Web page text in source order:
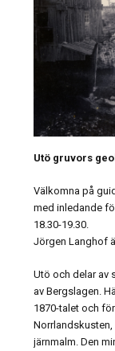
Utö gruvors
Välkomna på
med inledande
18.30-19.30.
Jörgen Langhof
Utö och delar av
av Bergslagen.
1870-talet och
Norrlandskusten,
järnmalm. Den